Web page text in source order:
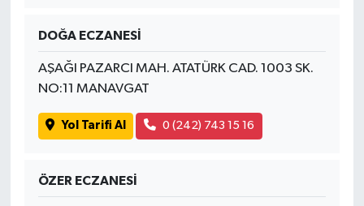
DOĞA ECZANESİ
AŞAĞI PAZARCI MAH. ATATÜRK CAD. 1003 SK.
NO:11 MANAVGAT
Yol Tarifi Al 0 (242) 743 15 16
ÖZER ECZANESİ